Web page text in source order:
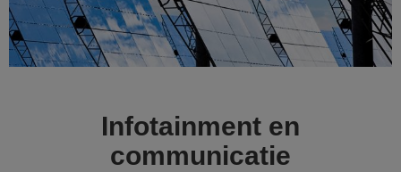
Infotainment en
communicatie